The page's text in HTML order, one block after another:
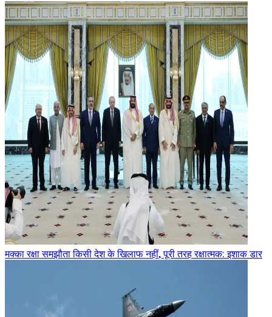
मक्का रक्षा समझौता किसी देश के खिलाफ नहीं, पूरी तरह रक्षात्मक: इशाक डार